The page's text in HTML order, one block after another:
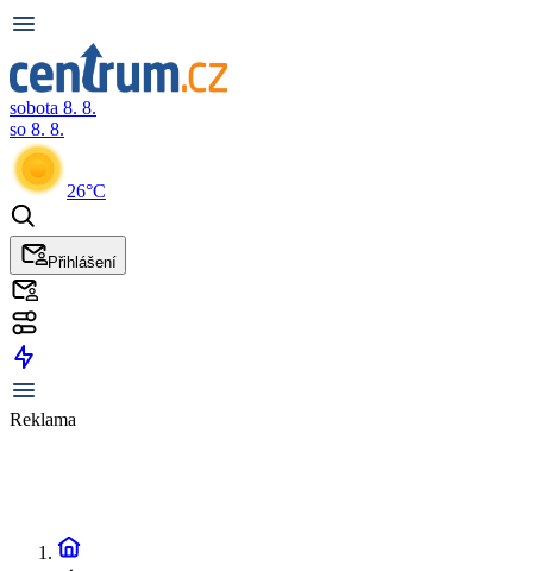
sobota 8. 8.
so 8. 8.
26°C
Přihlášení
Reklama